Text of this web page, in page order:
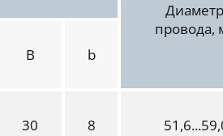
Диаметр
провода,
B
b
30 8